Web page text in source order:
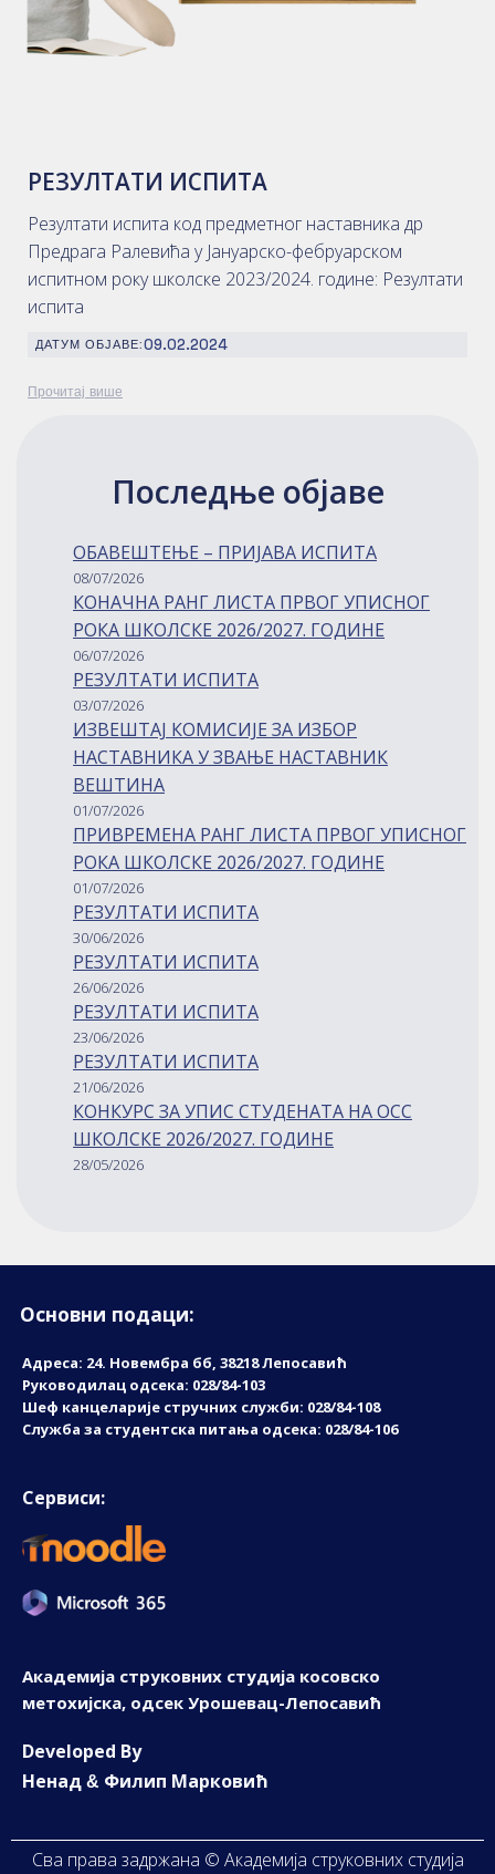
РЕЗУЛТАТИ ИСПИТА
Резултати испита код предметног наставника др
Предрага Ралевића у Јануарско-фебруарском
испитном року школске 2023/2024. године: Резултати
испита
ДАТУМ ОБЈАВЕ:09.02.2024
Прочитај више
Последње објаве
ОБАВЕШТЕЊЕ – ПРИЈАВА ИСПИТА
08/07/2026
КОНАЧНА РАНГ ЛИСТА ПРВОГ УПИСНОГ
РОКА ШКОЛСКЕ 2026/2027. ГОДИНЕ
06/07/2026
РЕЗУЛТАТИ ИСПИТА
03/07/2026
ИЗВЕШТАЈ КОМИСИЈЕ ЗА ИЗБОР
НАСТАВНИКА У ЗВАЊЕ НАСТАВНИК
ВЕШТИНА
01/07/2026
ПРИВРЕМЕНА РАНГ ЛИСТА ПРВОГ УПИСНОГ
РОКА ШКОЛСКЕ 2026/2027. ГОДИНЕ
01/07/2026
РЕЗУЛТАТИ ИСПИТА
30/06/2026
РЕЗУЛТАТИ ИСПИТА
26/06/2026
РЕЗУЛТАТИ ИСПИТА
23/06/2026
РЕЗУЛТАТИ ИСПИТА
21/06/2026
КОНКУРС ЗА УПИС СТУДЕНАТА НА ОСС
ШКОЛСКЕ 2026/2027. ГОДИНЕ
28/05/2026
Основни подаци:
Адреса: 24. Новембрa бб, 38218 Лепосавић
Руководилац одсека: 028/84-103
Шеф канцеларије стручних служби: 028/84-108
Служба за студентска питања одсека: 028/84-106
Сервиси:
Академија струковних студија косовско
метохијска, одсек Урошевац-Лепосавић
Developed By
Ненад & Филип Марковић
Сва права задржана © Академија струковних студија